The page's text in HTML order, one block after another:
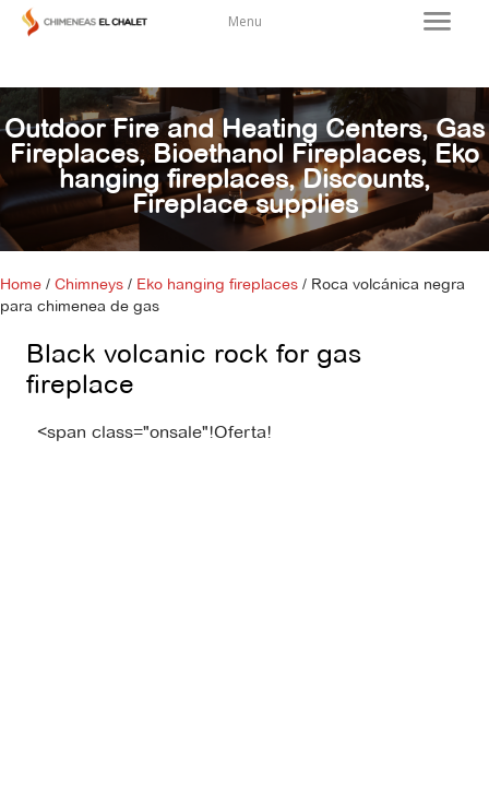
Menu
Outdoor Fire and Heating Centers,Gas
Fireplaces,Bioethanol Fireplaces, Eko
hanging fireplaces,Discounts,
Fireplace supplies
Home / Chimneys / Eko hanging fireplaces / Roca volcánica negra
para chimenea de gas
Black volcanic rock for gas
fireplace
<span class="onsale"!Oferta!